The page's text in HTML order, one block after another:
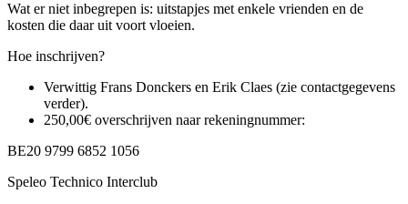
Wat er niet inbegrepen is: uitstapjes met enkele vrienden en de
kosten die daar uit voort vloeien.
Hoe inschrijven?
Verwittig Frans Donckers en Erik Claes (zie contactgegevens
verder).
250,00€ overschrijven naar rekeningnummer:
BE20 9799 6852 1056
Speleo Technico Interclub